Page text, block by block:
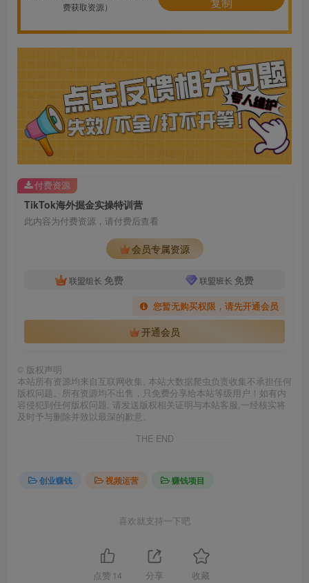
费获取资源）
TikTok海外掘金实操特训营
此内容为付费资源，请付费后查看
会员专属资源
联盟组长 免费 联盟班长 免费
您暂无购买权限，请先开通会员
开通会员
付费资源
© 版权声明
本站所有资源均来自互联网收集, 本站大数据爬虫负责收集不承担任何
版权问题。所有资源均不出售，只免费分享给本站等级用户！如有内
容侵犯到任何版权问题, 请发送版权相关证明与本站客服,一经核实将
及时予与删除并致以最深的歉意。
THE END
创业赚钱 视频运营 赚钱项目
喜欢就支持一下吧
点赞 14 分享 收藏